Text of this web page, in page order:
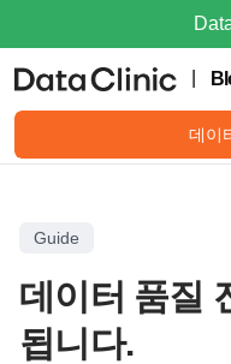
데이
Guide
데이터 품질
됩니다.